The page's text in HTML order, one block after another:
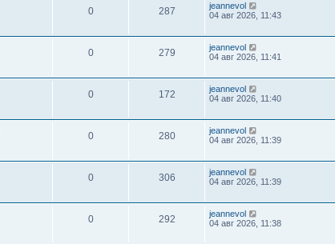
0 287
jeannevol
04 авг 2026, 11:43
0 279
jeannevol
04 авг 2026, 11:41
0 172
jeannevol
04 авг 2026, 11:40
0 280
jeannevol
04 авг 2026, 11:39
0 306
jeannevol
04 авг 2026, 11:39
0 292
jeannevol
04 авг 2026, 11:38